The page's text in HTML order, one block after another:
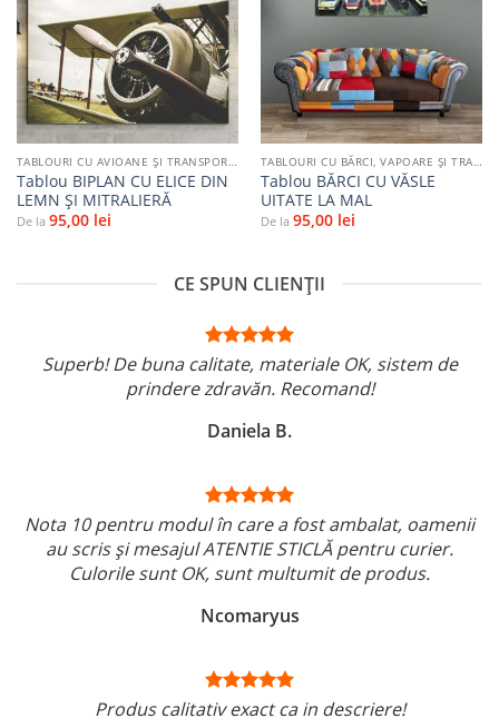
Adaugă
la
favorite
TABLOURI CU AVIOANE ȘI TRANSPORT AERIAN
Tablou BIPLAN CU ELICE DIN
LEMN ȘI MITRALIERĂ
De la 95,00 lei
Adaugă
favorite
TABLOURI CU BĂRCI, VAPOARE ȘI TRANSPORT PE APĂ
Tablou BĂRCI CU VĂSLE
UITATE LA MAL
De la 95,00 lei
CE SPUN CLIENȚII
Superb! De buna calitate, materiale OK, sistem de
prindere zdravăn. Recomand!
Daniela B.
Nota 10 pentru modul în care a fost ambalat, oamenii
au scris și mesajul ATENTIE STICLĂ pentru curier.
Culorile sunt OK, sunt multumit de produs.
Ncomaryus
Produs calitativ exact ca in descriere!